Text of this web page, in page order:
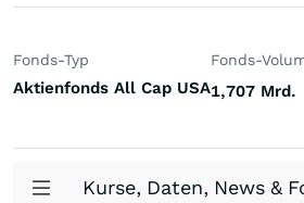
Fonds-Typ
Aktienfonds All Cap USA
Fonds-
1,707 Mrd.
Kurse, Daten, News &